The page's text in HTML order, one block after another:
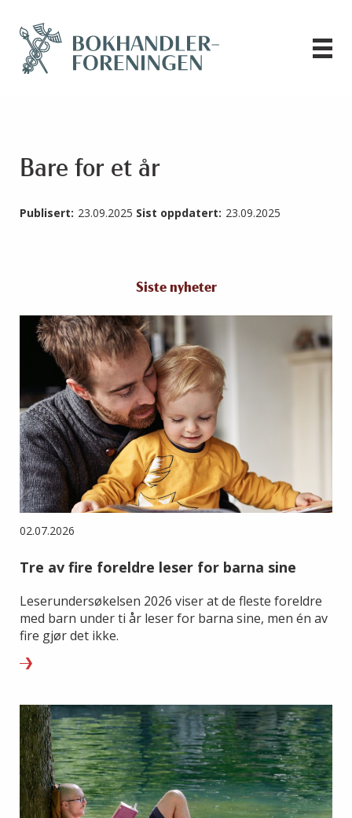
Bare for et år
Publisert: 23.09.2025 Sist oppdatert: 23.09.2025
Siste nyheter
02.07.2026
Tre av fire foreldre leser for barna sine
Leserundersøkelsen 2026 viser at de fleste foreldre
med barn under ti år leser for barna sine, men én av
fire gjør det ikke.